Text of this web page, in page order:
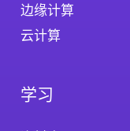
边缘计算
云计算
学习